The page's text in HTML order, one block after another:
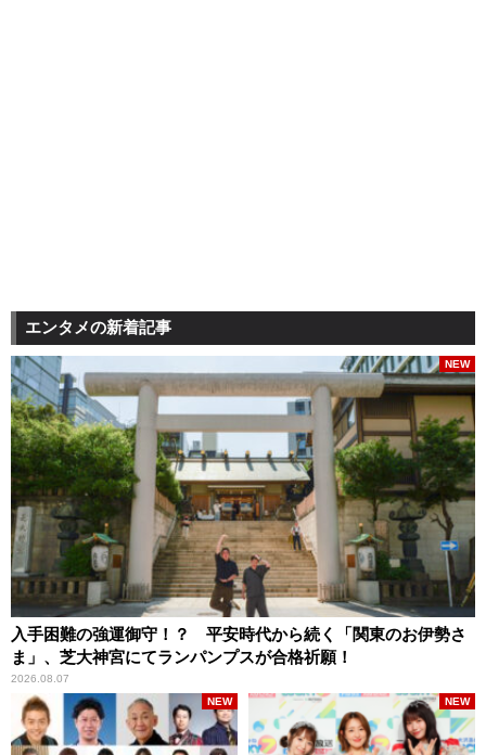
エンタメの新着記事
入手困難の強運御守！？ 平安時代から続く「関東のお伊勢さ
ま」、芝大神宮にてランパンプスが合格祈願！
2026.08.07
NEW
NEW NEW